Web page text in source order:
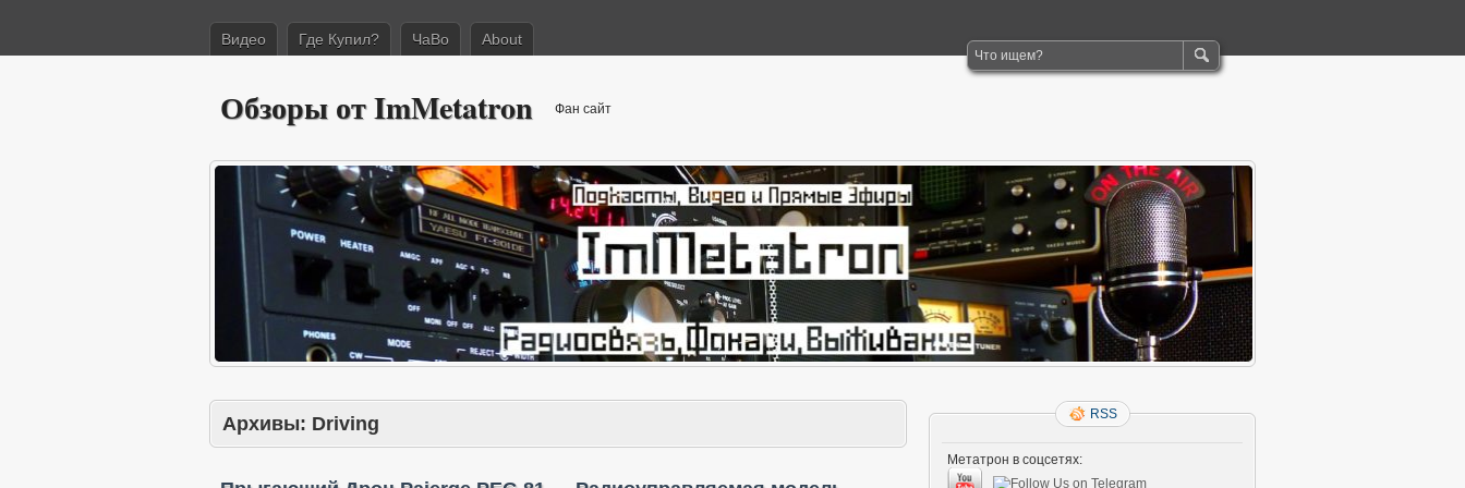
Видео Где Купил? ЧаВо About
Обзоры от ImMetatron Фан сайт
Архивы: Driving RSS
Метатрон в соцсетях: